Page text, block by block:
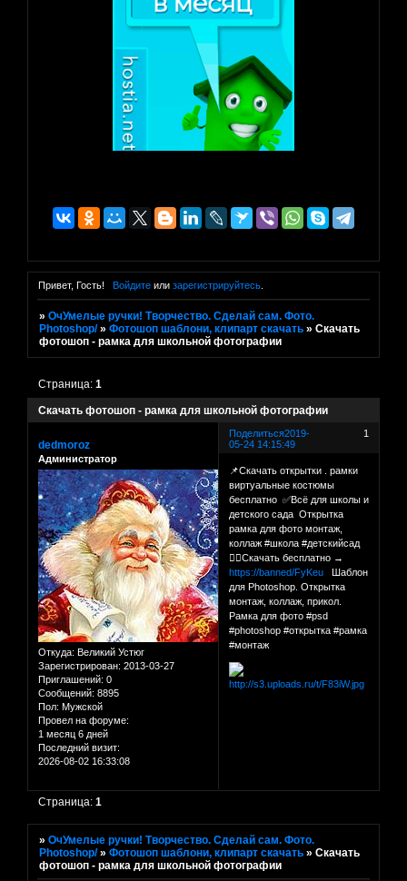
Привет, Гость! Войдитеили зарегистрируйтесь.
»ОчУмелые ручки! Творчество. Сделай сам. Фото.
Photoshop/ »Фотошоп шаблони, клипарт скачать »Скачать
фотошоп - рамка для школьной фотографии
Скачать фотошоп - рамка для школьной фотографии
Страница:1
Поделиться 1
2019-
05-24 14:15:49
dedmoroz
Администратор
Откуда: Великий Устюг
Зарегистрирован: 2013-03-27
Приглашений: 0
Сообщений: 8895
Пол: Мужской
Провел на форуме:
1 месяц 6 дней
Последний визит:
2026-08-02 16:33:08
📌Скачать открытки . рамки
виртуальные костюмы
бесплатно ✅Всё для школы и
детского сада Открытка
рамка для фото монтаж,
коллаж #школа #детскийсад
👉🏻Скачать бесплатно →
https://banned/FyKeu Шаблон
для Photoshop. Открытка
монтаж, коллаж, прикол.
Рамка для фото #psd
#photoshop #открытка #рамка
#монтаж
Страница:1
»ОчУмелые ручки! Творчество. Сделай сам. Фото.
Photoshop/ »Фотошоп шаблони, клипарт скачать »Скачать
фотошоп - рамка для школьной фотографии